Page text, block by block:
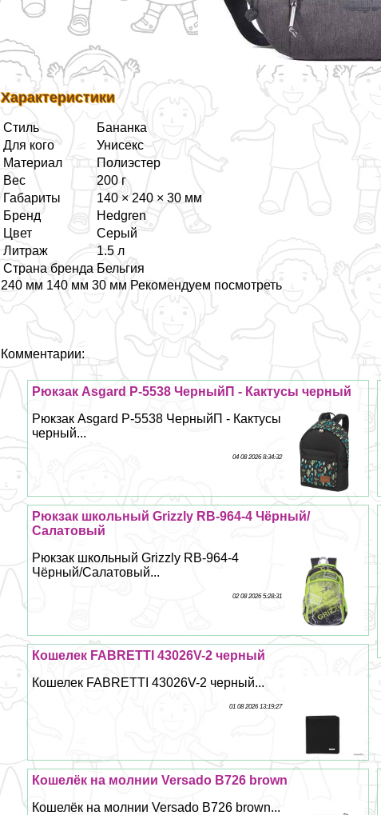
Хаpaктеристики
Стиль
Бананка
Для кого
Униceкc
Материал
Полиэстер
Вес
200 г
Габариты
140 × 240 × 30 мм
Бренд
Hedgren
Цвет
Серый
Литраж
1.5 л
Страна бренда Бельгия
240 мм 140 мм 30 мм Рекомендуем посмотреть
Комментарии:
Рюкзак Asgard Р-5538 ЧерныйП - Кактусы черный
Рюкзак Asgard Р-5538 ЧерныйП - Кактусы
черный...
04 08 2026 8:34:32
Рюкзак школьный Grizzly RB-964-4 Чёрный/
Салатовый
Рюкзак школьный Grizzly RB-964-4
Чёрный/Салатовый...
02 08 2026 5:28:31
Кошелек FABRETTI 43026V-2 черный
Кошелек FABRETTI 43026V-2 черный...
01 08 2026 13:19:27
Кошелёк на молнии Versado B726 brown
Кошелёк на молнии Versado B726 brown...